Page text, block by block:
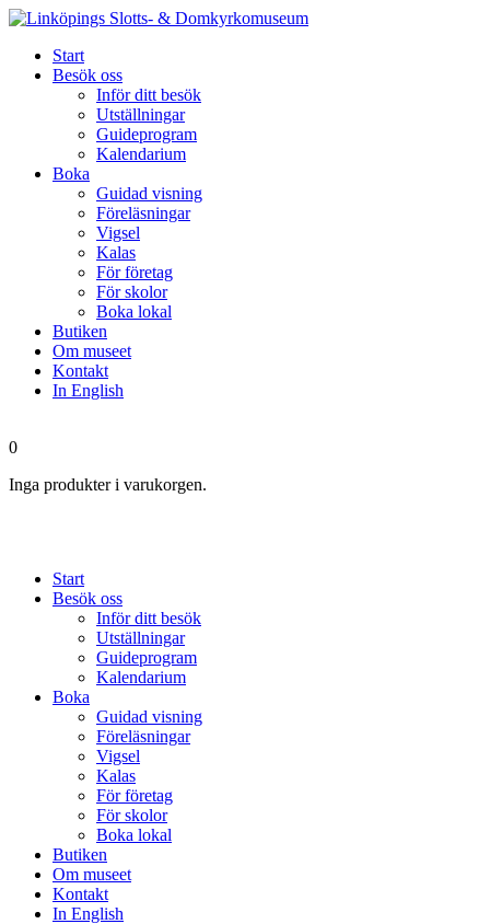
Start
Besök oss
Inför ditt besök
Utställningar
Guideprogram
Kalendarium
Boka
Guidad visning
Föreläsningar
Vigsel
Kalas
För företag
För skolor
Boka lokal
Butiken
Om museet
Kontakt
In English
0
Inga produkter i varukorgen.
Start
Besök oss
Inför ditt besök
Utställningar
Guideprogram
Kalendarium
Boka
Guidad visning
Föreläsningar
Vigsel
Kalas
För företag
För skolor
Boka lokal
Butiken
Om museet
Kontakt
In English